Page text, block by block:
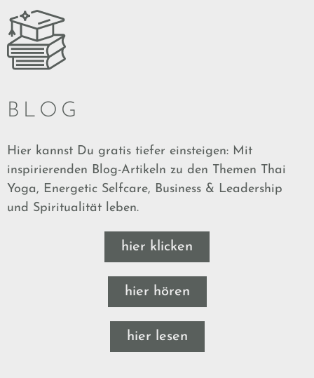
BLOG
Hier kannst Du gratis tiefer einsteigen: Mit
inspirierenden Blog-Artikeln zu den Themen Thai
Yoga, Energetic Selfcare, Business & Leadership
und Spiritualität leben.
hier klicken
hier hören
hier lesen